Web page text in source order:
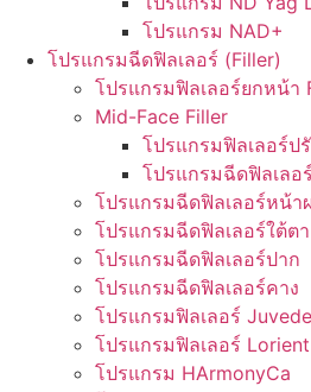
โปรแกรม NAD+
โปรแกรมฉีดฟิลเลอร์ (Filler)
โปรแกรมฟิลเลอร์ยกหน้า
Mid-Face Filler
โปรแกรมฟิลเลอร์ป
โปรแกรมฉีดฟิลเลอ
โปรแกรมฉีดฟิลเลอร์หน้า
โปรแกรมฉีดฟิลเลอร์ใต้ตา
โปรแกรมฉีดฟิลเลอร์ปาก
โปรแกรมฉีดฟิลเลอร์คาง
โปรแกรมฟิลเลอร์
โปรแกรมฟิลเลอร์ Lorient
โปรแกรม HArmonyCa